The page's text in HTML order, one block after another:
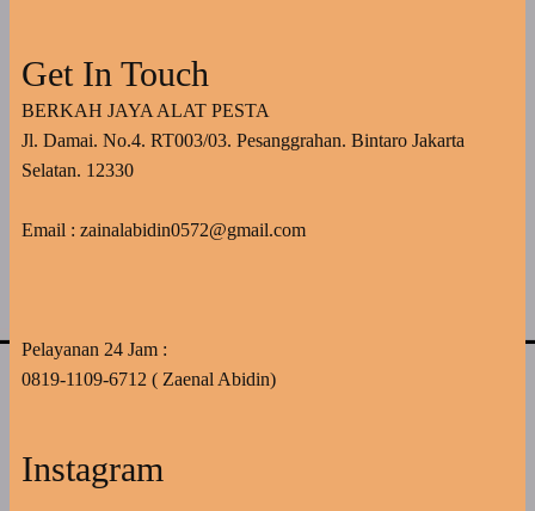
Get In Touch
BERKAH JAYA ALAT PESTA
Jl. Damai. No.4. RT003/03. Pesanggrahan. Bintaro Jakarta
Selatan. 12330
Email : zainalabidin0572@gmail.com
Pelayanan 24 Jam :
0819-1109-6712 ( Zaenal Abidin)
Instagram